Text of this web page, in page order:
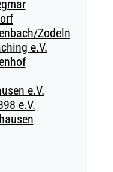
Zodeln
e.V.
e.V.
e.V.